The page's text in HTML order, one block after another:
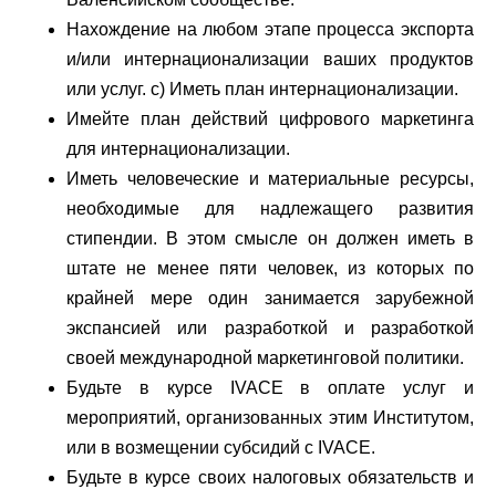
Нахождение на любом этапе процесса экспорта
и/или интернационализации ваших продуктов
или услуг. c) Иметь план интернационализации.
Имейте план действий цифрового маркетинга
для интернационализации.
Иметь человеческие и материальные ресурсы,
необходимые для надлежащего развития
стипендии. В этом смысле он должен иметь в
штате не менее пяти человек, из которых по
крайней мере один занимается зарубежной
экспансией или разработкой и разработкой
своей международной маркетинговой политики.
Будьте в курсе IVACE в оплате услуг и
мероприятий, организованных этим Институтом,
или в возмещении субсидий с IVACE.
Будьте в курсе своих налоговых обязательств и